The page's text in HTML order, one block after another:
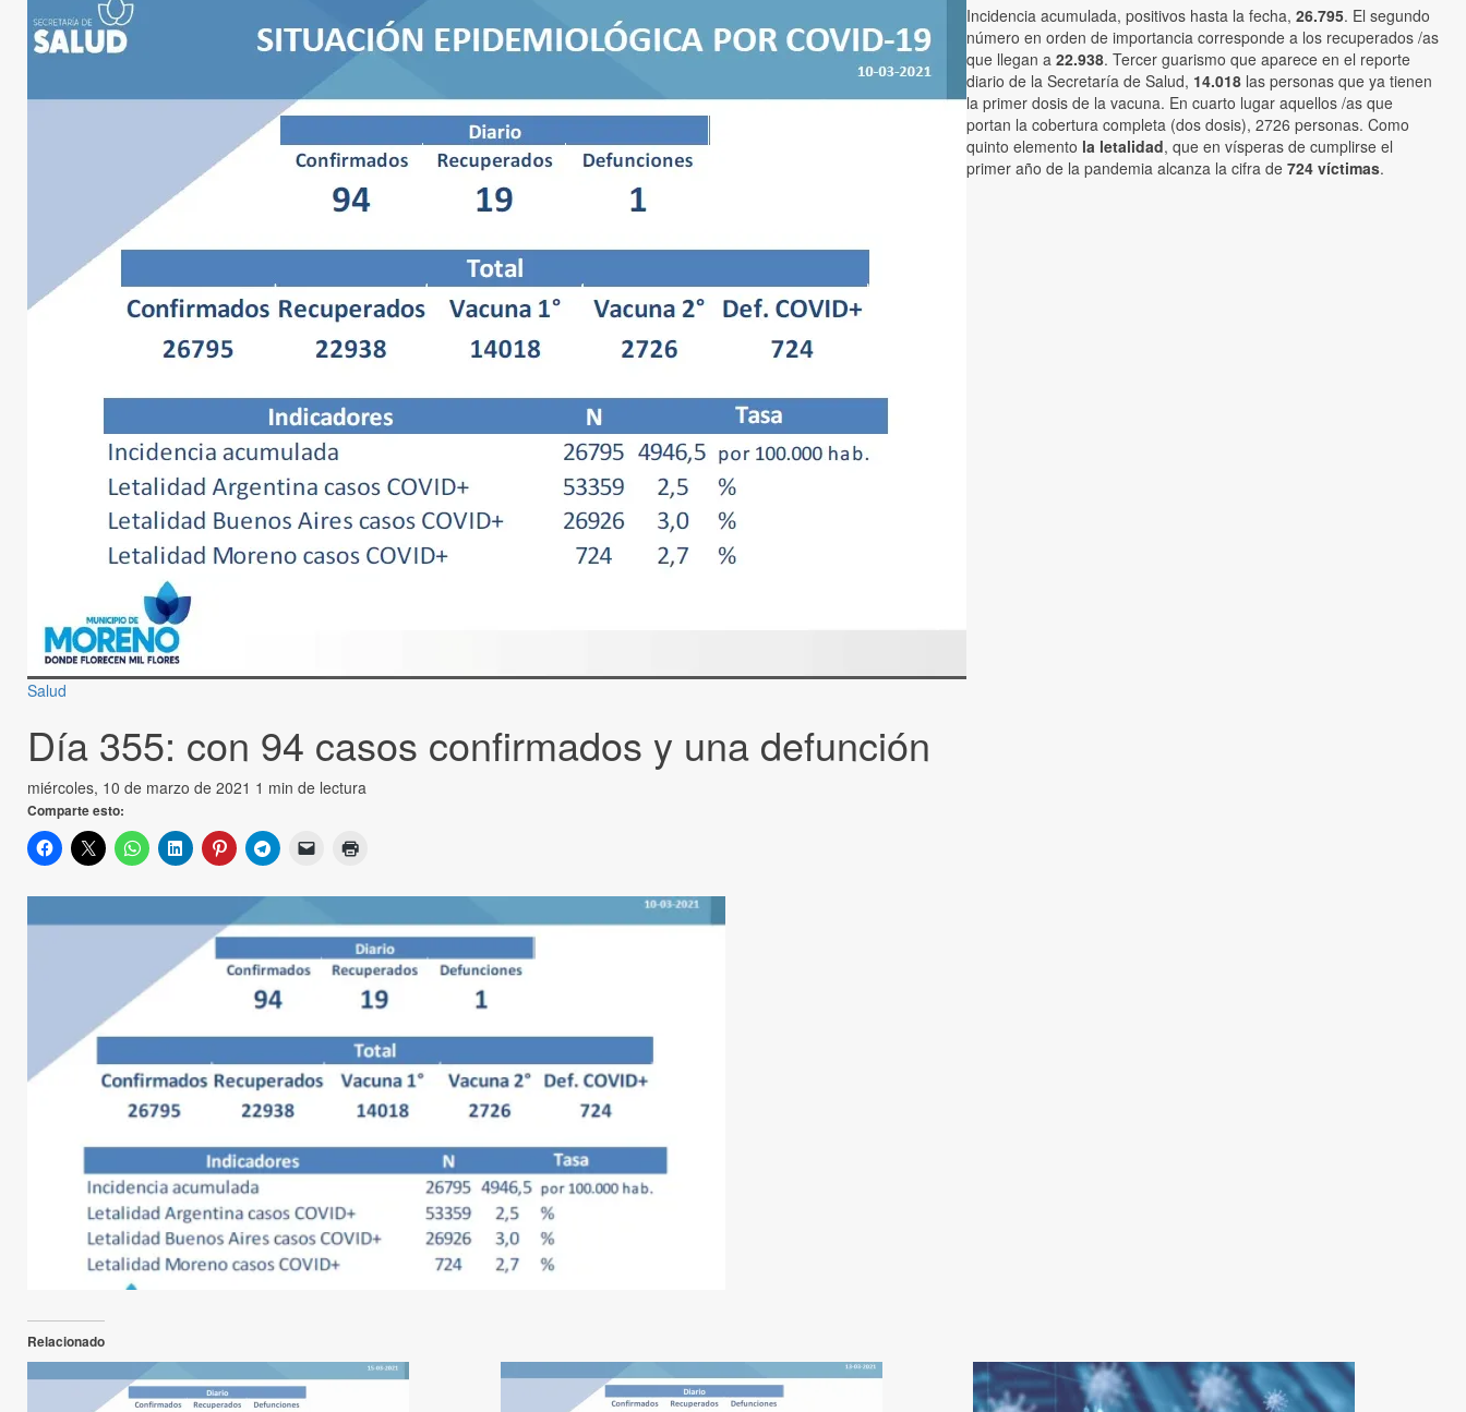
Salud
Día 355: con 94 casos confirmados y una defunción
miércoles, 10 de marzo de 2021 1 min de lectura
Comparte esto:
Incidencia acumulada, positivos hasta la fecha, 26.795. El segundo
número en orden de importancia corresponde a los recuperados /as
que llegan a 22.938. Tercer guarismo que aparece en el reporte
diario de la Secretaría de Salud, 14.018 las personas que ya tienen
la primer dosis de la vacuna. En cuarto lugar aquellos /as que
portan la cobertura completa (dos dosis), 2726 personas. Como
quinto elemento la letalidad, que en vísperas de cumplirse el
primer año de la pandemia alcanza la cifra de 724 víctimas.
Relacionado